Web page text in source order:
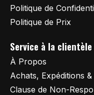
Politique de
Politique de Prix
Service à la clientèle
À Propos
Achats, Expéditions
Clause de Non-